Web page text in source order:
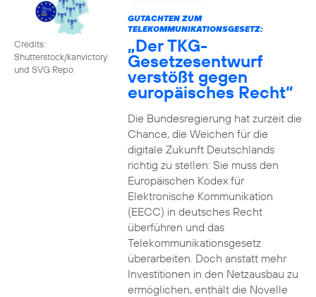
Credits:
Shutterstock/kanvictory
und SVG Repo
GUTACHTEN ZUM
TELEKOMMUNIKATIONSGESETZ:
„Der TKG-
Gesetzesentwurf
verstößt gegen
europäisches Recht“
Die Bundesregierung hat zurzeit die
Chance, die Weichen für die
digitale Zukunft Deutschlands
richtig zu stellen: Sie muss den
Europäischen Kodex für
Elektronische Kommunikation
(EECC) in deutsches Recht
überführen und das
Telekommunikationsgesetz
überarbeiten. Doch anstatt mehr
Investitionen in den Netzausbau zu
ermöglichen, enthält die Novelle